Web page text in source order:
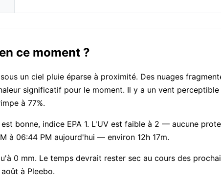
ce moment ?
un ciel pluie éparse à proximité. Des nuages
significatif pour le moment. Il y a un vent perceptible
à 77%.
bonne, indice EPA 1. L'UV est faible à 2 — aucune
à 06:44 PM aujourd'hui — environ 12h 17m.
0 mm. Le temps devrait rester sec au cours des
à Pleebo.